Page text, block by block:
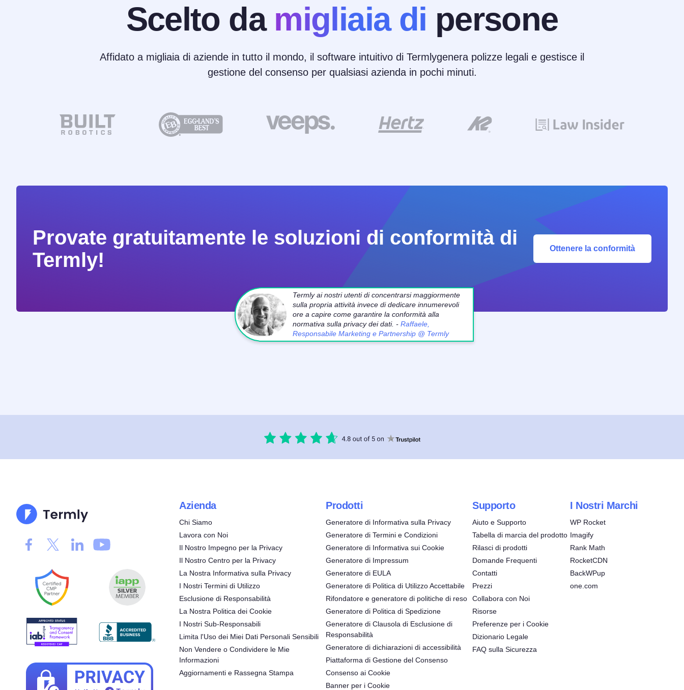
Scelto da migliaia di persone
Affidato a migliaia di aziende in tutto il mondo, il software intuitivo di Termlygenera polizze legali e gestisce il
gestione del consenso per qualsiasi azienda in pochi minuti.
Provate gratuitamente le soluzioni di conformità di
Termly!
Ottenere la conformità
Termly ai nostri utenti di concentrarsi maggiormente
sulla propria attività invece di dedicare innumerevoli
ore a capire come garantire la conformità alla
normativa sulla privacy dei dati. - Raffaele,
Responsabile Marketing e Partnership @ Termly
Azienda
Chi Siamo
Lavora con Noi
Il Nostro Impegno per la Privacy
Il Nostro Centro per la Privacy
La Nostra Informativa sulla Privacy
I Nostri Termini di Utilizzo
Esclusione di Responsabilità
La Nostra Politica dei Cookie
I Nostri Sub-Responsabili
Limita l'Uso dei Miei Dati Personali Sensibili
Non Vendere o Condividere le Mie
Informazioni
Aggiornamenti e Rassegna Stampa
Prodotti
Generatore di Informativa sulla Privacy
Generatore di Termini e Condizioni
Generatore di Informativa sui Cookie
Generatore di Impressum
Generatore di EULA
Generatore di Politica di Utilizzo Accettabile
Rifondatore e generatore di politiche di reso
Generatore di Politica di Spedizione
Generatore di Clausola di Esclusione di
Responsabilità
Generatore di dichiarazioni di accessibilità
Piattaforma di Gestione del Consenso
Consenso ai Cookie
Banner per i Cookie
Supporto
Aiuto e Supporto
Tabella di marcia del prodotto
Rilasci di prodotti
Domande Frequenti
Contatti
Prezzi
Collabora con Noi
Risorse
Preferenze per i Cookie
Dizionario Legale
FAQ sulla Sicurezza
I Nostri Marchi
WP Rocket
Imagify
Rank Math
RocketCDN
BackWPup
one.com